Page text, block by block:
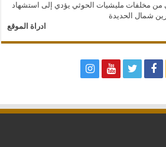
من مخلفات مليشيات الحوثي يؤدي إلى استشهاد
شمال الحديدة
ادراة الموقع